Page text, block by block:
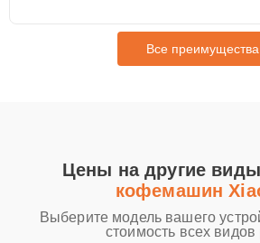
Все преимущества
Цены на другие
кофемашин
Выберите модель вашего
стоимость всех видов